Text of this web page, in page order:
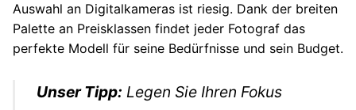
Auswahl an Digitalkameras ist riesig. Dank der breiten
Palette an Preisklassen findet jeder Fotograf das
perfekte Modell für seine Bedürfnisse und sein Budget.
Unser Tipp: Legen Sie Ihren Fokus